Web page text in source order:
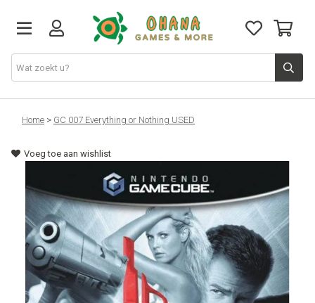
TCG
Merch
Funko
PlayStation
Nintendo
Home > GC 007 Everything or Nothing USED
Voeg toe aan wishlist